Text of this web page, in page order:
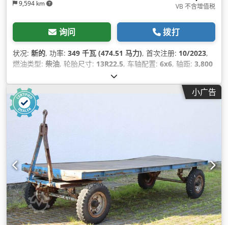
9,594 km
VB 不含增值税
询问 拨打
状况: 新的, 功率: 349 千瓦 (474.51 马力), 首次注册: 10/2023,
燃油类型: 柴油, 轮胎尺寸: 13R22.5, 车轴配置: 6x6, 轴距: 3,800
390 l
驶室, 齿轮类型:机械的, 排放等级:欧 3, 悬挂系统:钢, 制造年份:
2023, 设备: 小广告